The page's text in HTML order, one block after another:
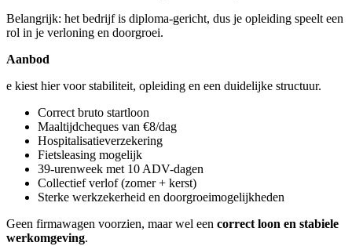
Belangrijk: het bedrijf is diploma-gericht, dus je opleiding speelt een
rol in je verloning en doorgroei.
Aanbod
e kiest hier voor stabiliteit, opleiding en een duidelijke structuur.
Correct bruto startloon
Maaltijdcheques van €8/dag
Hospitalisatieverzekering
Fietsleasing mogelijk
39-urenweek met 10 ADV-dagen
Collectief verlof (zomer + kerst)
Sterke werkzekerheid en doorgroeimogelijkheden
Geen firmawagen voorzien, maar wel een correct loon en stabiele
werkomgeving.